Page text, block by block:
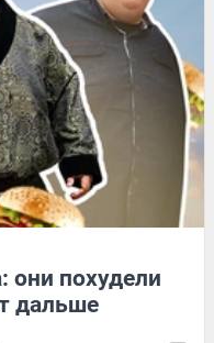
они похудели
дальше